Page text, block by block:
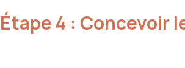
Étape 4 : Concevoir